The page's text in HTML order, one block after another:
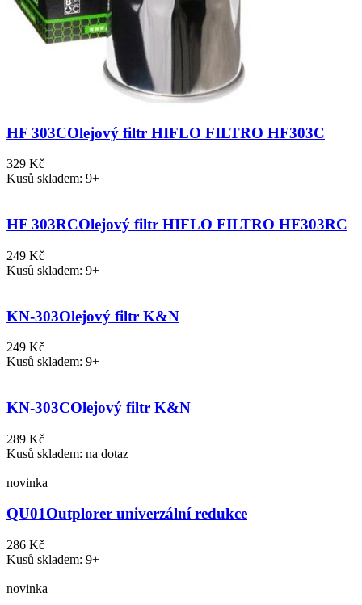
HF 303COlejový filtr HIFLO FILTRO HF303C
329 Kč
Kusů skladem: 9+
HF 303RCOlejový filtr HIFLO FILTRO HF303RC
249 Kč
Kusů skladem: 9+
KN-303Olejový filtr K&N
249 Kč
Kusů skladem: 9+
KN-303COlejový filtr K&N
289 Kč
Kusů skladem: na dotaz
novinka
QU01Outplorer univerzální redukce
286 Kč
Kusů skladem: 9+
novinka